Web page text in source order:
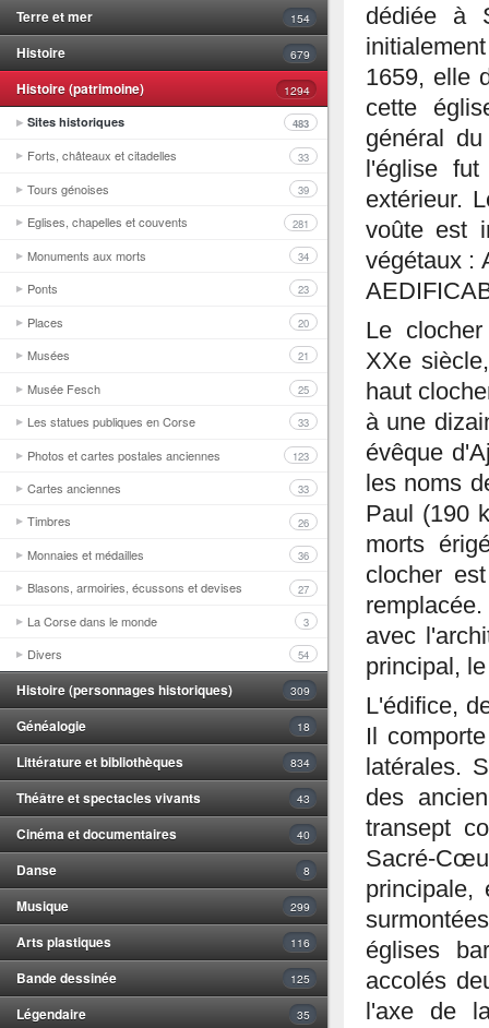
Terre et mer 154
Histoire 679
Histoire (patrimoine)
1294
Sites historiques
483
Forts, châteaux et citadelles 33
Tours génoises 39
Eglises, chapelles et couvents 281
Monuments aux morts 34
Ponts 23
Places 20
Musées 21
Musée Fesch 25
Les statues publiques en Corse 33
Photos et cartes postales anciennes 123
Cartes anciennes 33
Timbres 26
Monnaies et médailles 36
Blasons, armoiries, écussons et devises 27
La Corse dans le monde 3
Divers 54
Histoire (personnages historiques) 309
Généalogie 18
Littérature et bibliothèques 834
Théâtre et spectacles vivants 43
Cinéma et documentaires 40
Danse 8
Musique 299
Arts plastiques 116
Bande dessinée 125
Légendaire 35
dédiée à
1659, elle
cette
général
l'église
extérieur.
voûte est
végétaux :
Le
XXe
haut
à une
évêque
les noms
Paul (190
morts
clocher
avec
principal,
L'édifice,
Il
latérales.
des
transept
Sacré-
principale,
églises
accolés
l'axe de